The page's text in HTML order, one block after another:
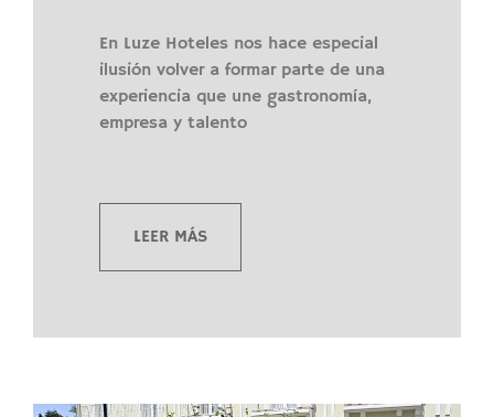
En Luze Hoteles nos hace especial
ilusión volver a formar parte de una
experiencia que une gastronomía,
empresa y talento
LEER MÁS